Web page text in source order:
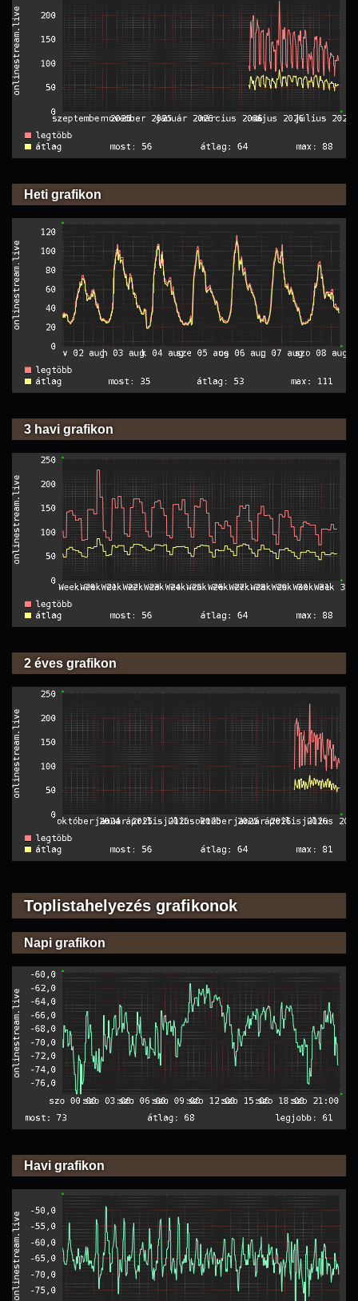
Heti grafikon
3 havi grafikon
2 éves grafikon
Toplistahelyezés grafikonok
Napi grafikon
Havi grafikon